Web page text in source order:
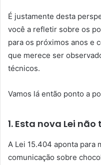
É justamente desta
você a refletir sobre os
para os próximos anos e
que merece ser
técnicos.
Vamos lá então ponto a
1. Esta nova Lei
A Lei 15.404 aponta para
comunicação sobre